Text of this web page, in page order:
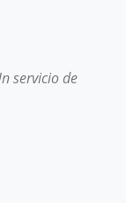
servicio de